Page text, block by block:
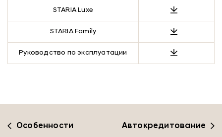
STARIA Luxe
STARIA Family
Руководство по эксплуатации
Особенности Автокредитование